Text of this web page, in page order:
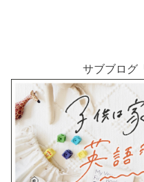
サブブログ